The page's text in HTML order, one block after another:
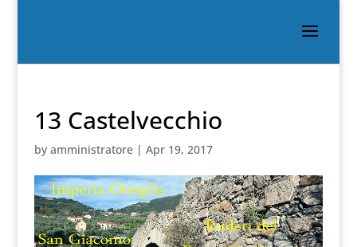
13 Castelvecchio
by amministratore| Apr 19, 2017